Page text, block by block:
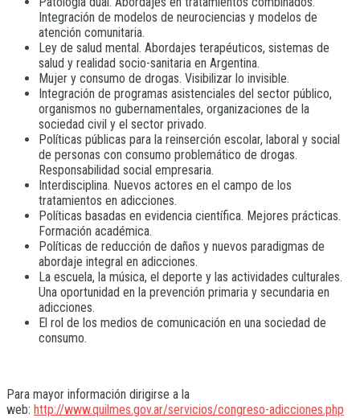
Integración de modelos de neurociencias y modelos de
atención comunitaria.
Ley de salud mental. Abordajes terapéuticos, sistemas de
salud y realidad socio-sanitaria en Argentina.
Mujer y consumo de drogas. Visibilizar lo invisible.
Integración de programas asistenciales del sector público,
organismos no gubernamentales, organizaciones de la
sociedad civil y el sector privado.
Políticas públicas para la reinserción escolar, laboral y social
de personas con consumo problemático de drogas.
Responsabilidad social empresaria.
Interdisciplina. Nuevos actores en el campo de los
tratamientos en adicciones.
Políticas basadas en evidencia científica. Mejores prácticas.
Formación académica.
Políticas de reducción de daños y nuevos paradigmas de
abordaje integral en adicciones.
La escuela, la música, el deporte y las actividades culturales.
Una oportunidad en la prevención primaria y secundaria en
adicciones.
El rol de los medios de comunicación en una sociedad de
consumo.
Para mayor información dirigirse a la
web: http://www.quilmes.gov.ar/servicios/congreso-adicciones.php